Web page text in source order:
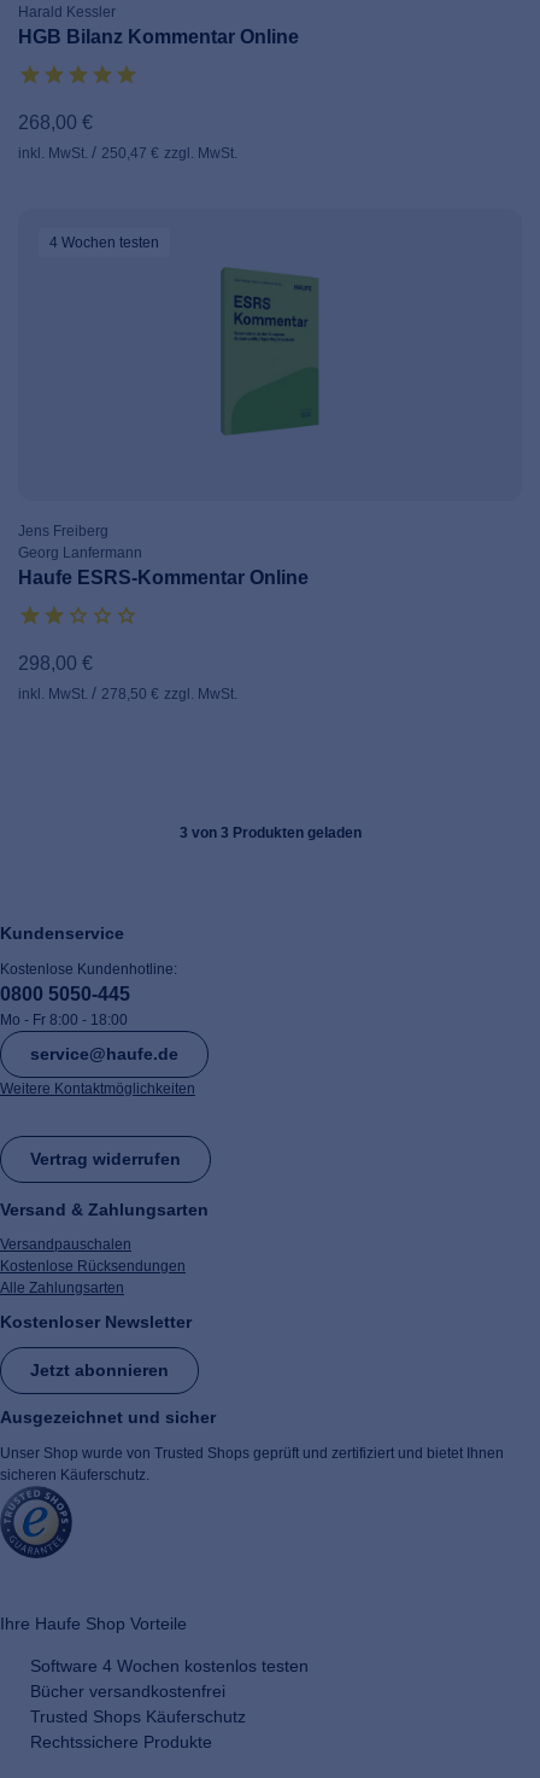
Harald Kessler
HGB Bilanz Kommentar Online
268,00 €
inkl. MwSt. 250,47 € zzgl. MwSt.
4 Wochen testen
Jens Freiberg
Georg Lanfermann
Haufe ESRS-Kommentar Online
298,00 €
inkl. MwSt. 278,50 € zzgl. MwSt.
3 von 3 Produkten geladen
Kundenservice
Kostenlose Kundenhotline:
0800 5050-445
Mo - Fr 8:00 - 18:00
service@haufe.de
Weitere Kontaktmöglichkeiten
Vertrag widerrufen
Versand & Zahlungsarten
Versandpauschalen
Kostenlose Rücksendungen
Alle Zahlungsarten
Kostenloser Newsletter
Jetzt abonnieren
Ausgezeichnet und sicher
Unser Shop wurde von Trusted Shops geprüft und zertifiziert und bietet Ihnen
sicheren Käuferschutz.
Ihre Haufe Shop Vorteile
Software 4 Wochen kostenlos testen
Bücher versandkostenfrei
Trusted Shops Käuferschutz
Rechtssichere Produkte